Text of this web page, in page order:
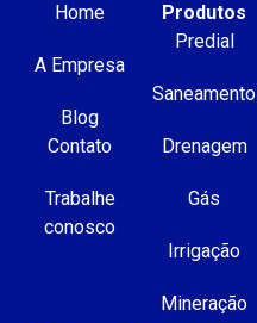
Home
A Empresa
Blog
Contato
Trabalhe
conosco
Produtos
Predial
Saneamento
Drenagem
Gás
Irrigação
Mineração